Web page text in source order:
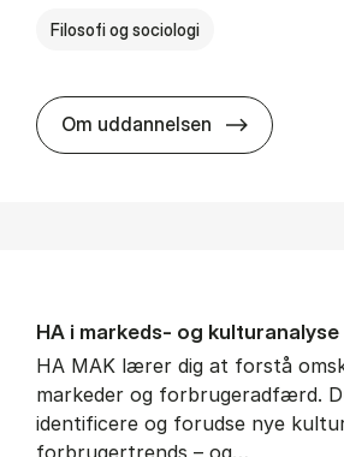
Filosofi og sociologi
Om uddannelsen BSc in
HA i mar­keds- og kul­tu­r­a­na­ly­se
HA MAK lærer dig at forstå
markeder og forbrugeradfærd.
identificere og forudse nye
forbrugertrends – og…